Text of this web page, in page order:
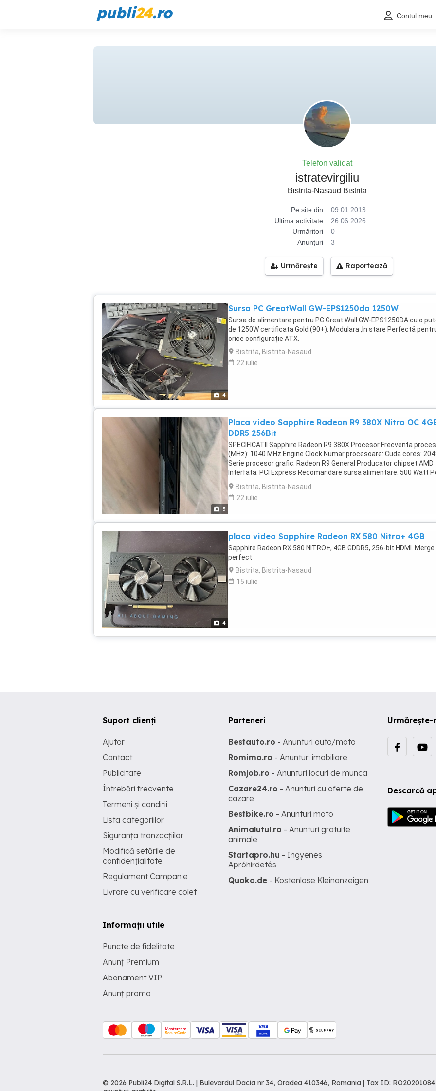
publi24.ro Contul meu
Telefon validat
istratevirgiliu
Bistrita-Nasaud Bistrita
Pe site din
09.01.2013
Ultima activitate
26.06.2026
Urmăritori
0
Anunțuri
3
Urmărește Raportează
4
Sursa PC GreatWall GW-EPS1250da 1250W
Sursa de alimentare pentru PC Great Wall GW-EPS1250DA cu o
de 1250W certificata Gold (90+). Modulara ,In stare Perfectă
orice configurație ATX.
Bistrita, Bistrita-Nasaud
22 iulie
5
Placa video Sapphire Radeon R9 380X Nitro OC
DDR5 256Bit
SPECIFICATII Sapphire Radeon R9 380X Procesor Frecventa
(MHz): 1040 MHz Engine Clock Numar procesoare: Cuda cores:
Serie procesor grafic: Radeon R9 General Producator chipset AMD
Interfata: PCI Express Recomandare sursa alimentare: 500 Watt
Supply (Suggestion) Tehnologie de fabricatie: 28 nm Memorie
Capacitate memorie (GB): 4 GB Latime de banda memorie (biti):
Tip memorie RAM: DDR5 Conectori Iesiri: 1 x DVI-I 1 x DVI-D 1 x HDMI
Shader Model 5.0 Versiune DirectX: DirectX 12 Versiune OpenCL:
OpenCL 2.0 Versiune OpenGL: OpenGL 4.5 Caracteristici Fizice
Dimensiuni (mm): 237.5 (L)X 126.5(W)X 41(H) Dimension mm Numar
Bistrita, Bistrita-Nasaud
22 iulie
4
placa video Sapphire Radeon RX 580 Nitro+ 4GB
Sapphire Radeon RX 580 NITRO+, 4GB GDDR5, 256-bit HDMI. Merge
perfect .
Bistrita, Bistrita-Nasaud
15 iulie
Urmărește-
Descarcă
Suport clienți
Ajutor
Contact
Publicitate
Întrebări frecvente
Termeni și condiții
Lista categoriilor
Siguranța tranzacțiilor
Modifică setările de
confidențialitate
Regulament Campanie
Livrare cu verificare colet
Informații utile
Puncte de fidelitate
Anunț Premium
Abonament VIP
Anunț promo
Parteneri
Bestauto.ro - Anunturi auto/moto
Romimo.ro - Anunturi imobiliare
Romjob.ro - Anunturi locuri de munca
Cazare24.ro - Anunturi cu oferte de
cazare
Bestbike.ro - Anunturi moto
Animalutul.ro - Anunturi gratuite
animale
Startapro.hu - Ingyenes
Apróhirdetés
Quoka.de - Kostenlose Kleinanzeigen
© 2026 Publi24 Digital S.R.L. | Bulevardul Dacia nr 34, Oradea 410346, Romania | Tax ID: